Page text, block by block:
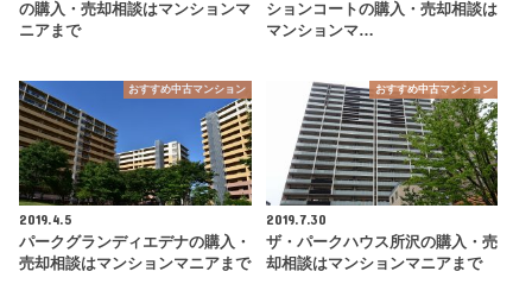
の購入・売却相談はマンションマ
ニアまで
ションコートの購入・売却相談は
マンションマ…
おすすめ中古マンション
2019.4.5
パークグランディエデナの購入・
売却相談はマンションマニアまで
おすすめ中古マンション
2019.7.30
ザ・パークハウス所沢の購入・売
却相談はマンションマニアまで